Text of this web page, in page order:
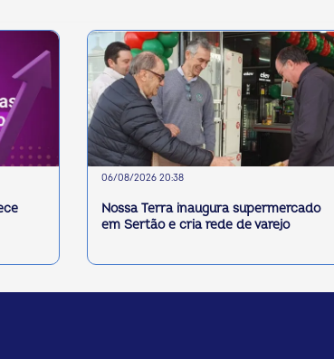
06/08/2026 20:38
Nossa Terra inaugura supermercado
em Sertão e cria rede de varejo